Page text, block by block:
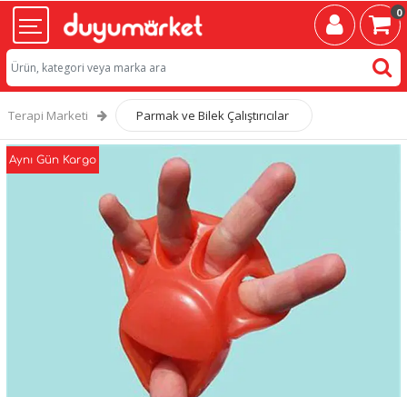
0
Terapi Marketi Parmak ve Bilek Çalıştırıcılar
Aynı Gün Kargo